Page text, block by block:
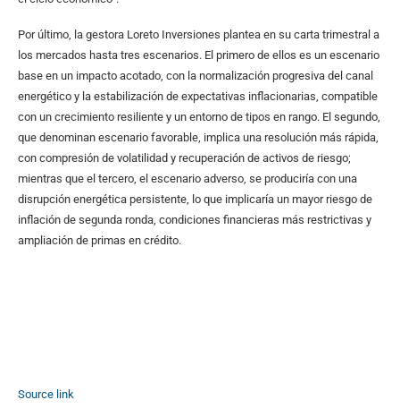
Por último, la gestora Loreto Inversiones plantea en su carta trimestral a
los mercados hasta tres escenarios. El primero de ellos es un escenario
base en un impacto acotado, con la normalización progresiva del canal
energético y la estabilización de expectativas inflacionarias, compatible
con un crecimiento resiliente y un entorno de tipos en rango. El segundo,
que denominan escenario favorable, implica una resolución más rápida,
con compresión de volatilidad y recuperación de activos de riesgo;
mientras que el tercero, el escenario adverso, se produciría con una
disrupción energética persistente, lo que implicaría un mayor riesgo de
inflación de segunda ronda, condiciones financieras más restrictivas y
ampliación de primas en crédito.
Source link